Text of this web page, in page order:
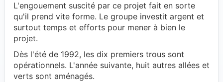
L'engouement suscité par ce projet fait en sorte
qu'il prend vite forme. Le groupe investit argent et
surtout temps et efforts pour mener à bien le
projet.
Dès l'été de 1992, les dix premiers trous sont
opérationnels. L'année suivante, huit autres allées et
verts sont aménagés.